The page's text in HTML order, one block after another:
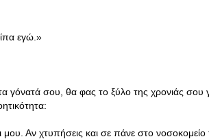
εγώ.»
γόνατά σου, θα φας το ξύλο της χρονιάς σου
μου. Αν χτυπήσεις και σε πάνε στο νοσοκομείο